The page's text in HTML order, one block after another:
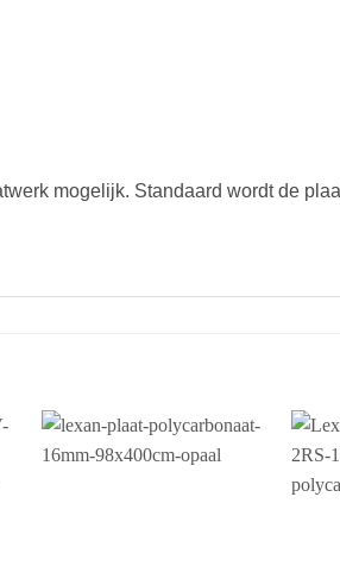
mogelijk. Standaard wordt de